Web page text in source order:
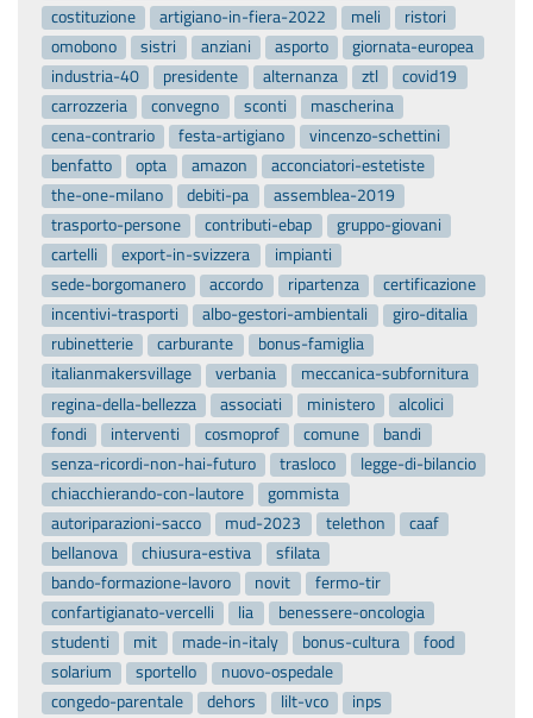
costituzione
artigiano-in-fiera-2022 meli
ristori
omobono
sistri anziani asporto
giornata-europea
industria-40
presidente alternanza ztl
covid19
carrozzeria
convegno sconti
mascherina
cena-contrario
festa-artigiano
vincenzo-schettini
benfatto
opta amazon
acconciatori-estetiste
the-one-milano
debiti-pa
assemblea-2019
trasporto-persone
contributi-ebap
gruppo-giovani
cartelli
export-in-svizzera
impianti
sede-borgomanero
accordo ripartenza
certificazione
incentivi-trasporti
albo-gestori-ambientali
giro-ditalia
rubinetterie
carburante
bonus-famiglia
italianmakersvillage
verbania
meccanica-subfornitura
regina-della-bellezza
associati ministero
alcolici
fondi
interventi cosmoprof comune
bandi
senza-ricordi-non-hai-futuro
trasloco
legge-di-bilancio
chiacchierando-con-lautore
gommista
autoriparazioni-sacco
mud-2023 telethon
caaf
bellanova
chiusura-estiva
sfilata
bando-formazione-lavoro
novit
fermo-tir
confartigianato-vercelli
lia
benessere-oncologia
studenti
mit made-in-italy bonus-cultura
food
solarium
sportello
nuovo-ospedale
congedo-parentale
dehors lilt-vco
inps